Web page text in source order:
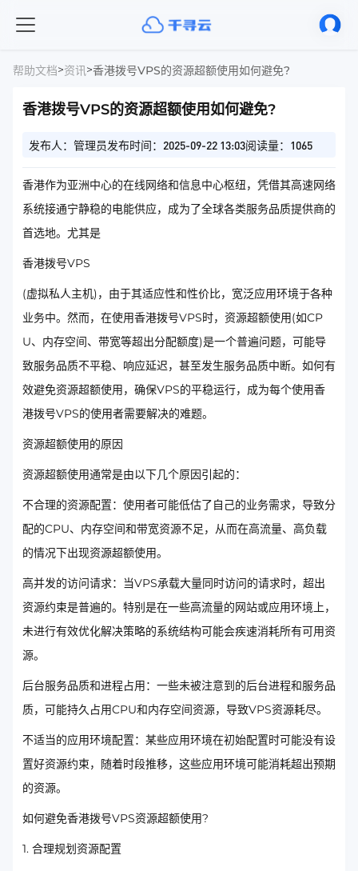
帮助文档>资讯>香港拨号VPS的资源超额使用如何避免?
香港拨号VPS的资源超额使用如何避免?
发布人：管理员发布时间：2025-09-22 13:03阅读量：1065
香港作为亚洲中心的在线网络和信息中心枢纽，凭借其高速网络
系统接通宁静稳的电能供应，成为了全球各类服务品质提供商的
首选地。尤其是
香港拨号VPS
(虚拟私人主机)，由于其适应性和性价比，宽泛应用环境于各种
业务中。然而，在使用香港拨号VPS时，资源超额使用(如CP
U、内存空间、带宽等超出分配额度)是一个普遍问题，可能导
致服务品质不平稳、响应延迟，甚至发生服务品质中断。如何有
效避免资源超额使用，确保VPS的平稳运行，成为每个使用香
港拨号VPS的使用者需要解决的难题。
资源超额使用的原因
资源超额使用通常是由以下几个原因引起的：
不合理的资源配置：使用者可能低估了自己的业务需求，导致分
配的CPU、内存空间和带宽资源不足，从而在高流量、高负载
的情况下出现资源超额使用。
高并发的访问请求：当VPS承载大量同时访问的请求时，超出
资源约束是普遍的。特别是在一些高流量的网站或应用环境上，
未进行有效优化解决策略的系统结构可能会疾速消耗所有可用资
源。
后台服务品质和进程占用：一些未被注意到的后台进程和服务品
质，可能持久占用CPU和内存空间资源，导致VPS资源耗尽。
不适当的应用环境配置：某些应用环境在初始配置时可能没有设
置好资源约束，随着时段推移，这些应用环境可能消耗超出预期
的资源。
如何避免香港拨号VPS资源超额使用?
1. 合理规划资源配置